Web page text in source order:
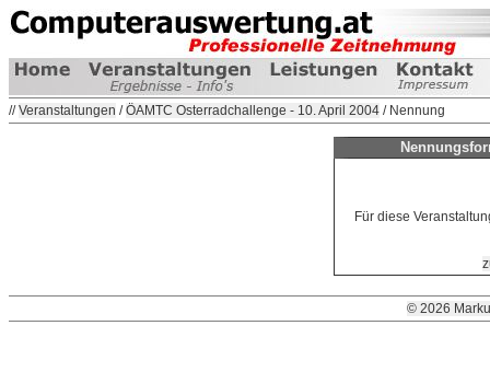
//Veranstaltungen /ÖAMTC Osterradchallenge - 10. April 2004 / Nennung
Für diese
© 2026